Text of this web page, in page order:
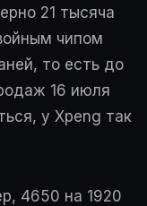
21 тысяча
чипом
то есть до
16 июля
у Xpeng так
4650 на 1920